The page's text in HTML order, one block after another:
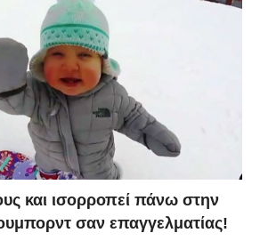
και ισορροπεί πάνω στην
σαν επαγγελματίας!